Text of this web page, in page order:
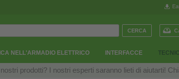
NELL'ARMADIO ELETTRICO INTERFACCE
prodotti? I nostri esperti saranno lieti di aiutarti!